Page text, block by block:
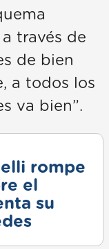
través de
de bien
a todos los
va bien”.
rompe
el
su